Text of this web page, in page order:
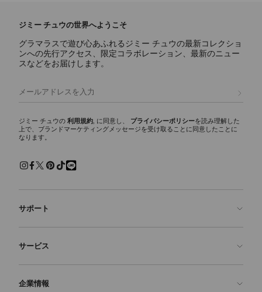
ジミー チュウの世界へようこそ
グラマラスで遊び心あふれるジミー チュウの最新コレクショ
ンへの先行アクセス、限定コラボレーション、最新のニュー
スなどをお届けします。
ジミー チュウの 利用規約, に同意し、 プライバシーポリシーを読み理解した
上で、ブランドマーケティングメッセージを受け取ることに同意したことに
なります。
サポート
よくあるご質問
サービス
企業情報